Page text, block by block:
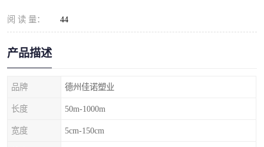
阅 读 量： 44
产品描述
品牌 德州佳诺塑业
长度 50m-1000m
宽度 5cm-150cm